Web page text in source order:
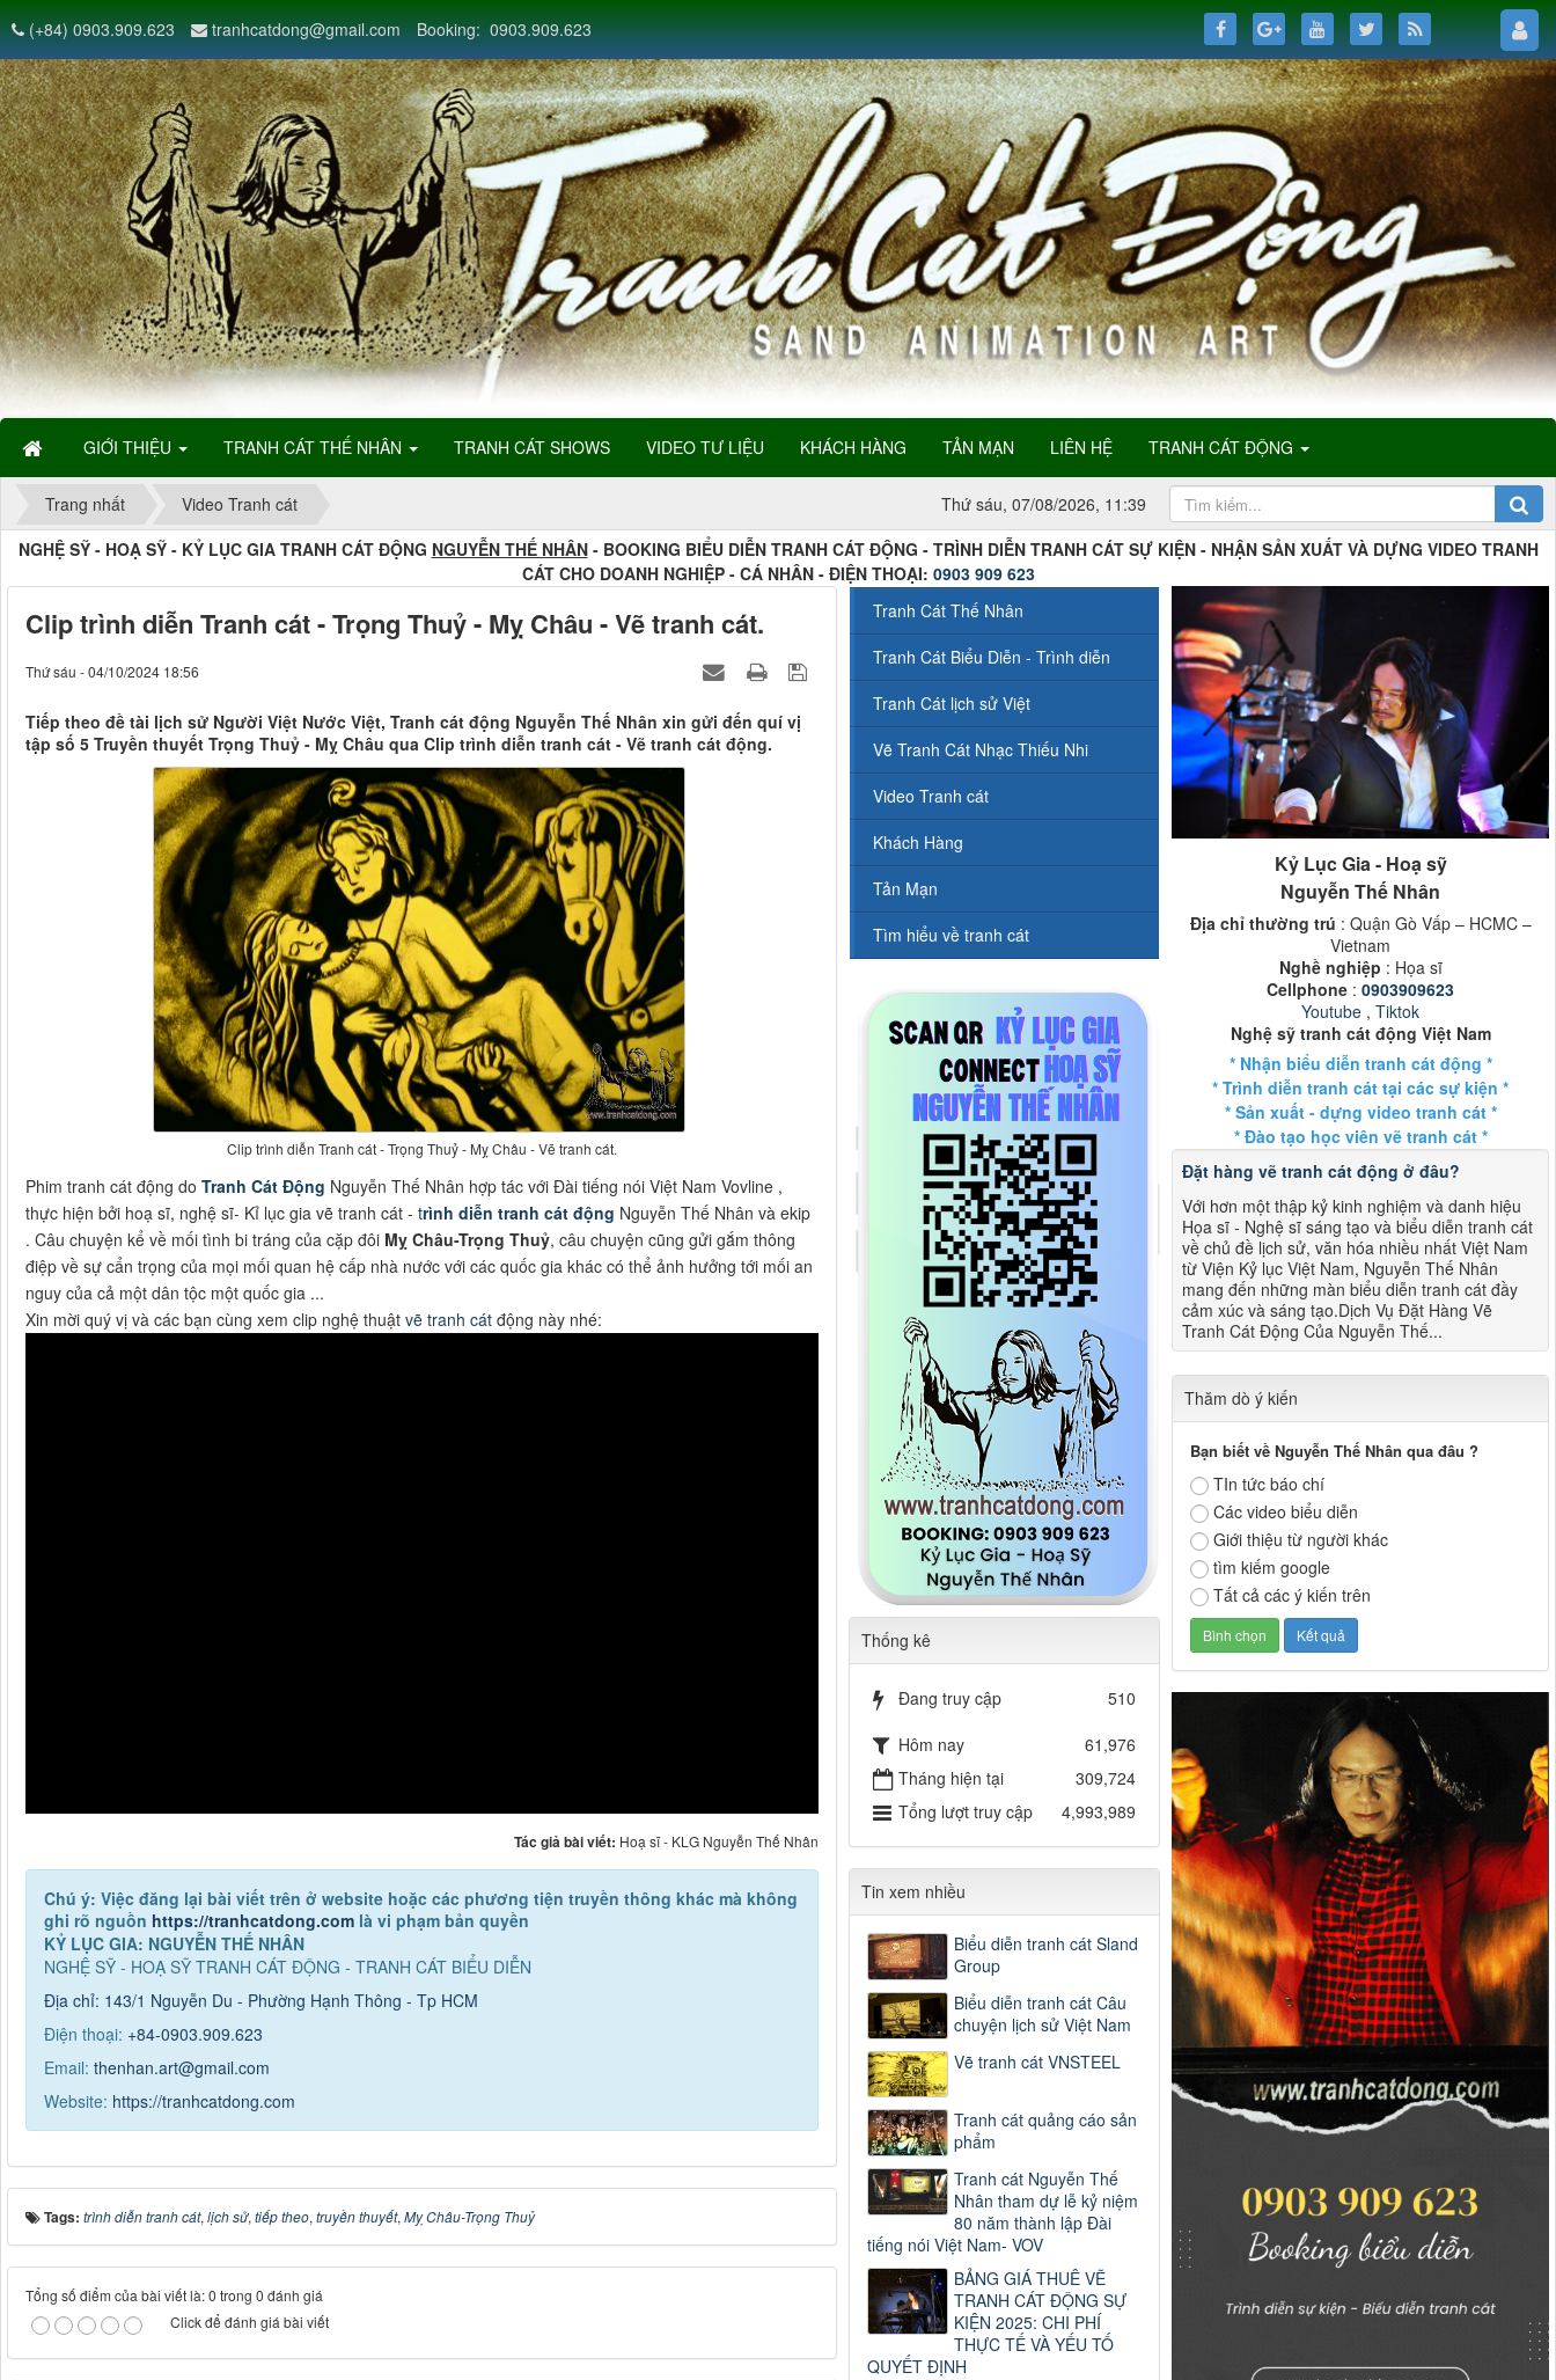
GIỚI THIỆU TRANH CÁT THẾ NHÂN TRANH CÁT SHOWS VIDEO TƯ LIỆU KHÁCH HÀNG TẢN MẠN LIÊN HỆ TRANH CÁT ĐỘNG
(+84) 0903.909.623 tranhcatdong@gmail.com Booking: 0903.909.623
Trang nhất Video Tranh cát
Thứ sáu, 07/08/2026, 11:39
NGHỆ SỸ - HOẠ SỸ - KỶ LỤC GIA TRANH CÁT ĐỘNG NGUYỄN THẾ NHÂN- BOOKING BIỂU DIỄN TRANH CÁT ĐỘNG - TRÌNH DIỄN TRANH CÁT SỰ KIỆN - NHẬN SẢN XUẤT VÀ DỰNG VIDEO TRANH
CÁT CHO DOANH NGHIỆP - CÁ NHÂN - ĐIỆN THOẠI: 0903 909 623
Clip trình diễn Tranh cát - Trọng Thuỷ - Mỵ Châu - Vẽ tranh cát.
Thứ sáu - 04/10/2024 18:56
Tiếp theo đề tài lịch sử Người Việt Nước Việt, Tranh cát động Nguyễn Thế Nhân xin gửi đến quí vị
tập số 5 Truyền thuyết Trọng Thuỷ - Mỵ Châu qua Clip trình diễn tranh cát - Vẽ tranh cát động.
Clip trình diễn Tranh cát - Trọng Thuỷ - Mỵ Châu - Vẽ tranh cát.
Phim tranh cát động do Tranh Cát Động Nguyễn Thế Nhân hợp tác với Đài tiếng nói Việt Nam Vovline ,
thực hiện bởi hoạ sĩ, nghệ sĩ- Kỉ lục gia vẽ tranh cát - trình diễn tranh cát động Nguyễn Thế Nhân và ekip
. Câu chuyện kể về mối tình bi tráng của cặp đôi Mỵ Châu-Trọng Thuỷ, câu chuyện cũng gửi gắm thông
điệp về sự cẩn trọng của mọi mối quan hệ cấp nhà nước với các quốc gia khác có thể ảnh hưởng tới mối an
nguy của cả một dân tộc một quốc gia ...
Xin mời quý vị và các bạn cùng xem clip nghệ thuật vẽ tranh cát động này nhé:
Tác giả bài viết: Hoạ sĩ - KLG Nguyễn Thế Nhân
Chú ý: Việc đăng lại bài viết trên ở website hoặc các phương tiện truyền thông khác mà không
ghi rõ nguồn https://tranhcatdong.com là vi phạm bản quyền
KỶ LỤC GIA: NGUYỄN THẾ NHÂN
NGHỆ SỸ - HOẠ SỸ TRANH CÁT ĐỘNG - TRANH CÁT BIỂU DIỄN
Địa chỉ: 143/1 Nguyễn Du - Phường Hạnh Thông - Tp HCM
Điện thoại: +84-0903.909.623
Email: thenhan.art@gmail.com
Website: https://tranhcatdong.com
Tags: trình diễn tranh cát, lịch sử, tiếp theo, truyền thuyết, Mỵ Châu-Trọng Thuỷ
Tổng số điểm của bài viết là: 0 trong 0 đánh giá
Click để đánh giá bài viết
Kỷ Lục Gia - Hoạ sỹ
Nguyễn Thế Nhân
Địa chỉ thường trú : Quận Gò Vấp – HCMC –
Vietnam
Nghề nghiệp : Họa sĩ
Cellphone :0903909623
Youtube ,Tiktok
Nghệ sỹ tranh cát động Việt Nam
* Nhận biểu diễn tranh cát động *
* Trình diễn tranh cát tại các sự kiện *
* Sản xuất - dựng video tranh cát *
* Đào tạo học viên vẽ tranh cát *
Đặt hàng vẽ tranh cát động ở đâu?
Với hơn một thập kỷ kinh nghiệm và danh hiệu
Họa sĩ - Nghệ sĩ sáng tạo và biểu diễn tranh cát
về chủ đề lịch sử, văn hóa nhiều nhất Việt Nam
từ Viện Kỷ lục Việt Nam, Nguyễn Thế Nhân
mang đến những màn biểu diễn tranh cát đầy
cảm xúc và sáng tạo.Dịch Vụ Đặt Hàng Vẽ
Tranh Cát Động Của Nguyễn Thế...
Thăm dò ý kiến
Bạn biết về Nguyễn Thế Nhân qua đâu ?
TIn tức báo chí
Các video biểu diễn
Giới thiệu từ người khác
tìm kiếm google
Tất cả các ý kiến trên
Tranh Cát Thế Nhân
Tranh Cát Biểu Diễn - Trình diễn
Tranh Cát lịch sử Việt
Vẽ Tranh Cát Nhạc Thiếu Nhi
Video Tranh cát
Khách Hàng
Tản Mạn
Tìm hiểu về tranh cát
Thống kê
Đang truy cập
510
Hôm nay
61,976
Tháng hiện tại
309,724
Tổng lượt truy cập
4,993,989
Tin xem nhiều
Biểu diễn tranh cát Sland
Group
Biểu diễn tranh cát Câu
chuyện lịch sử Việt Nam
Vẽ tranh cát VNSTEEL
Tranh cát quảng cáo sản
phẩm
Tranh cát Nguyễn Thế
Nhân tham dự lễ kỷ niệm
80 năm thành lập Đài
tiếng nói Việt Nam- VOV
BẢNG GIÁ THUÊ VẼ
TRANH CÁT ĐỘNG SỰ
KIỆN 2025: CHI PHÍ
THỰC TẾ VÀ YẾU TỐ
QUYẾT ĐỊNH